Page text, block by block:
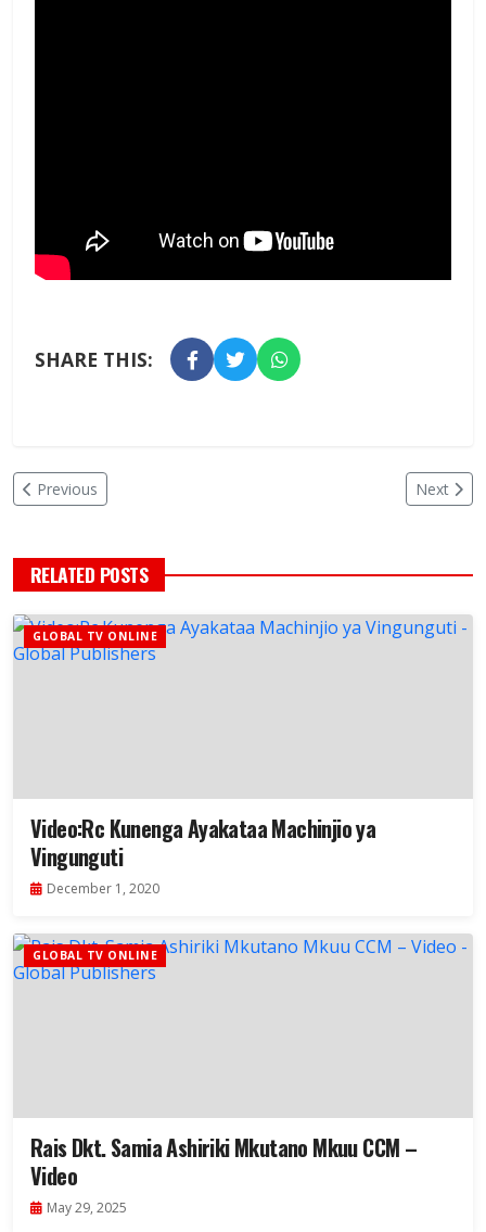
SHARE THIS:
Previous Next
RELATED POSTS
GLOBAL TV ONLINE
Video:Rc Kunenga Ayakataa Machinjio ya
Vingunguti
December 1, 2020
GLOBAL TV ONLINE
Rais Dkt. Samia Ashiriki Mkutano Mkuu CCM –
Video
May 29, 2025